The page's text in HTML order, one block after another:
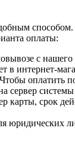
оплаты:
с нашего
в интернет-
оплатить
сервер
карты, срок
юридических